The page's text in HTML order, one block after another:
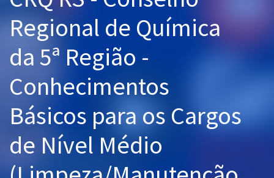
Graduação
Mentorias
Questões grátis
Conteúdo gratuito
Blog
Regional de Química
da 5ª Região -
Conhecimentos
Básicos para os Cargos
de Nível Médio